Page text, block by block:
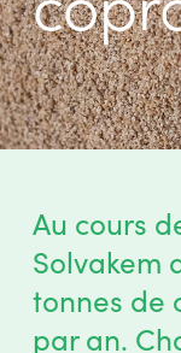
Au cours
Solvakem
tonnes de
par an.